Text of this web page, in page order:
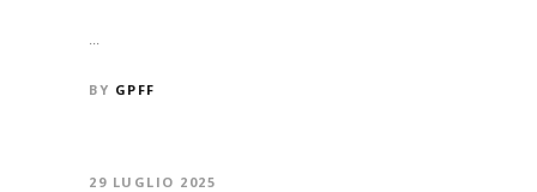
...
BY GPFF
29 LUGLIO 2025